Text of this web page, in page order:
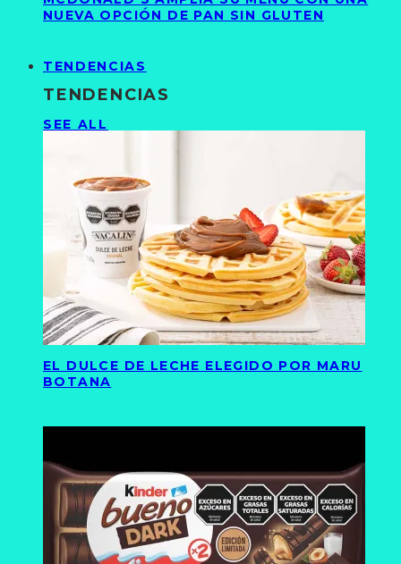
NUEVA OPCIÓN DE PAN SIN GLUTEN
TENDENCIAS
TENDENCIAS
SEE ALL
EL DULCE DE LECHE ELEGIDO POR MARU
BOTANA